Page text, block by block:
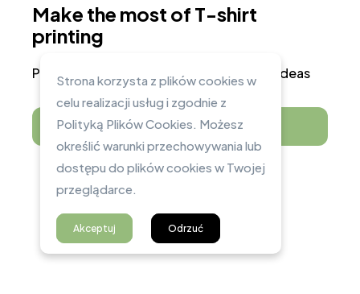
Make the most of T-shirt
printing
Print shirts for yourself or your creative ideas
Shop Now
Strona korzysta z plików cookies w
celu realizacji usług i zgodnie z
Polityką Plików Cookies. Możesz
określić warunki przechowywania lub
dostępu do plików cookies w Twojej
przeglądarce.
Akceptuj Odrzuć